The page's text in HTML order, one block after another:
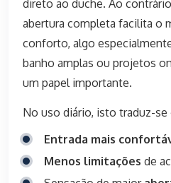
direto ao duche. Ao
abertura completa facilita o
conforto, algo
banho amplas ou projetos
um papel importante.
No uso diário, isto traduz-se
Entrada mais
Menos limitações de